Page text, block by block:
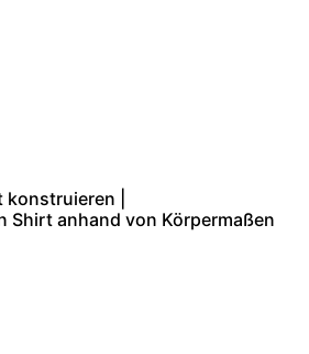
|
anhand von Körpermaßen